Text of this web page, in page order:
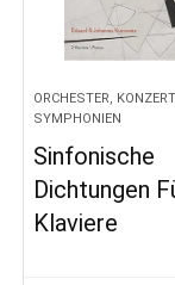
ORCHESTER,
SYMPHONIEN
Sinfonische
Dichtungen
Klaviere